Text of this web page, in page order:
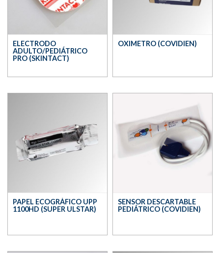
ELECTRODO
ADULTO/PEDIÁTRICO
PRO (SKINTACT)
OXIMETRO (COVIDIEN)
PAPEL ECOGRÁFICO UPP
1100HD (SUPER ULSTAR)
SENSOR DESCARTABLE
PEDIÁTRICO (COVIDIEN)